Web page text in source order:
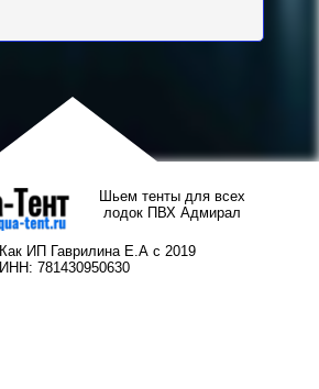
Шьем тенты для всех
лодок ПВХ Адмирал
Как ИП Гаврилина Е.А с 2019
ИНН: 781430950630